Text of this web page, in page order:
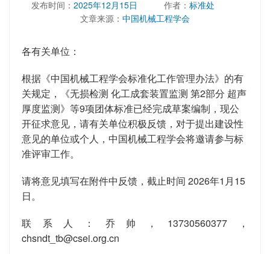
发布时间： 2025年12月15日 作者： 标准处
文章来源： 中国机械工程学会
各有关单位：
根据《中国机械工程学会标准化工作管理办法》的有
关规定，
《无损检测 化工成套装置监测 第2部分 超声
厚度监测》等9项团体标准已经完成草案编制，现公
开征求意见 ，请有关单位积极反馈，对于提出建设性
意见的单位或个人，中国机械工程学会将邀请参与标
准评审工作。
请将意见填写在附件中反馈，截止时间 2026年1 月15
日。
联系人：乔帅， 13730560377 ，
chsndt_tb@csei.org.cn